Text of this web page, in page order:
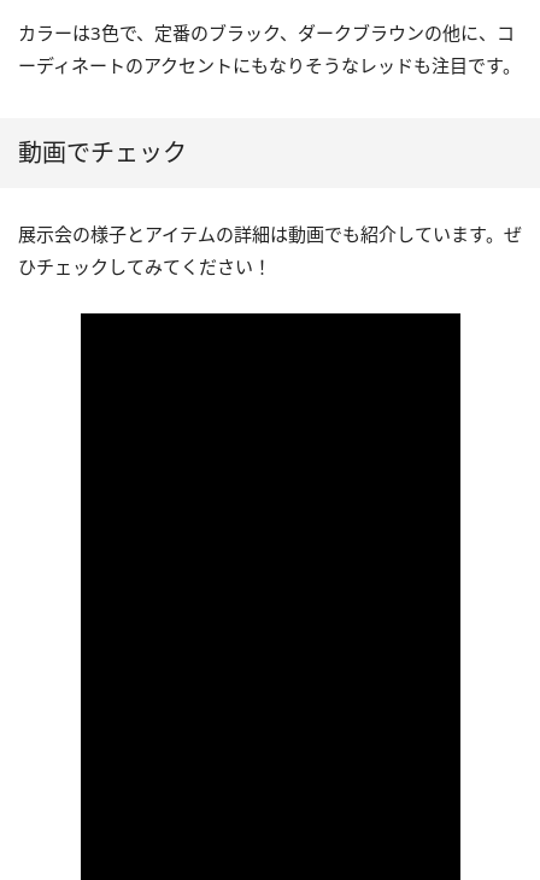
カラーは3色で、定番のブラック、ダークブラウンの他に、コ
ーディネートのアクセントにもなりそうなレッドも注目です。
動画でチェック
展示会の様子とアイテムの詳細は動画でも紹介しています。ぜ
ひチェックしてみてください！